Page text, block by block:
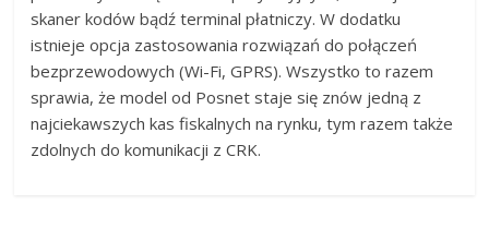
skaner kodów bądź terminal płatniczy. W dodatku
istnieje opcja zastosowania rozwiązań do połączeń
bezprzewodowych (Wi-Fi, GPRS). Wszystko to razem
sprawia, że model od Posnet staje się znów jedną z
najciekawszych kas fiskalnych na rynku, tym razem także
zdolnych do komunikacji z CRK.